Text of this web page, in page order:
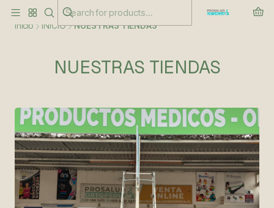
Inicio INICIO NUESTRAS TIENDAS
NUESTRAS TIENDAS